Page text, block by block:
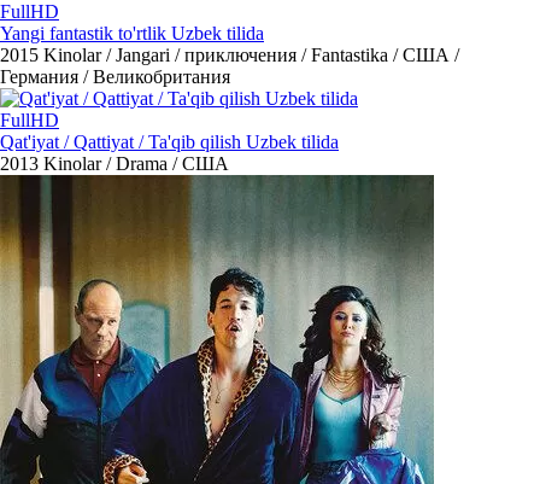
FullHD
Yangi fantastik to'rtlik Uzbek tilida
2015 Kinolar / Jangari / приключения / Fantastika / США /
Германия / Великобритания
FullHD
Qat'iyat / Qattiyat / Ta'qib qilish Uzbek tilida
2013 Kinolar / Drama / США